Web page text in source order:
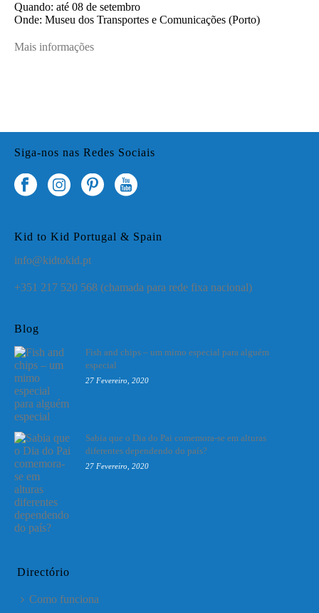
Quando: até 08 de setembro
Onde: Museu dos Transportes e Comunicações (Porto)
Mais informações
Siga-nos nas Redes Sociais
Kid to Kid Portugal & Spain
info@kidtokid.pt
+351 217 520 568 (chamada para rede fixa nacional)
Blog
Fish and chips – um mimo especial para alguém
especial
27 Fevereiro, 2020
Sabia que o Dia do Pai comemora-se em alturas
diferentes dependendo do país?
27 Fevereiro, 2020
Directório
Como funciona